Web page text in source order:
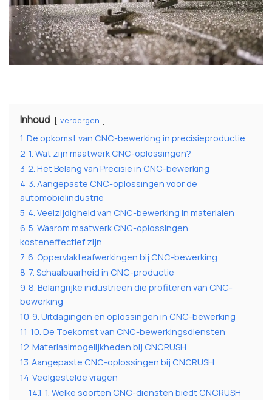
Inhoud verbergen
1 De opkomst van CNC-bewerking in precisieproductie
2 1. Wat zijn maatwerk CNC-oplossingen?
3 2. Het Belang van Precisie in CNC-bewerking
4 3. Aangepaste CNC-oplossingen voor de
automobielindustrie
5 4. Veelzijdigheid van CNC-bewerking in materialen
6 5. Waarom maatwerk CNC-oplossingen
kosteneffectief zijn
7 6. Oppervlakteafwerkingen bij CNC-bewerking
8 7. Schaalbaarheid in CNC-productie
9 8. Belangrijke industrieën die profiteren van CNC-
bewerking
10 9. Uitdagingen en oplossingen in CNC-bewerking
11 10. De Toekomst van CNC-bewerkingsdiensten
12 Materiaalmogelijkheden bij CNCRUSH
13 Aangepaste CNC-oplossingen bij CNCRUSH
14 Veelgestelde vragen
14.1 1. Welke soorten CNC-diensten biedt CNCRUSH